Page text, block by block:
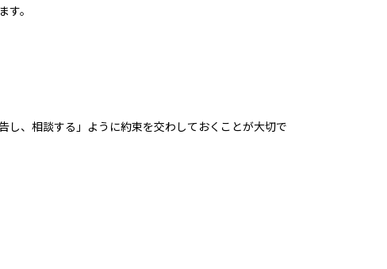
。
し、相談する」ように約束を交わしておくことが大切で